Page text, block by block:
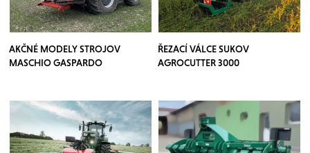
AKČNÉ MODELY STROJOV
MASCHIO GASPARDO
ŘEZACÍ VÁLCE SUKOV
AGROCUTTER 3000